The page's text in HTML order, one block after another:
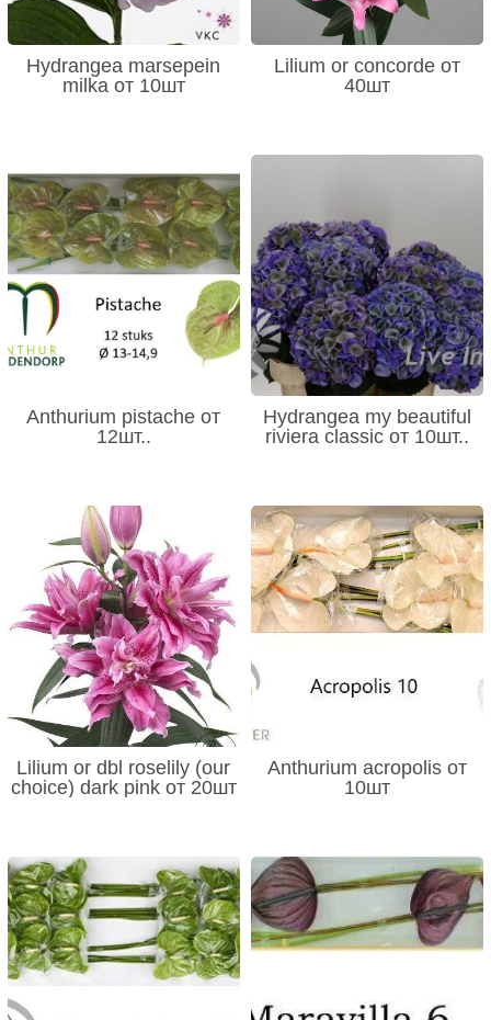
Hydrangea marsepein
milka от 10шт
Lilium or concorde от
40шт
Anthurium pistache от
12шт..
Hydrangea my beautiful
riviera classic от 10шт..
Lilium or dbl roselily (our
choice) dark pink от 20шт
Anthurium acropolis от
10шт